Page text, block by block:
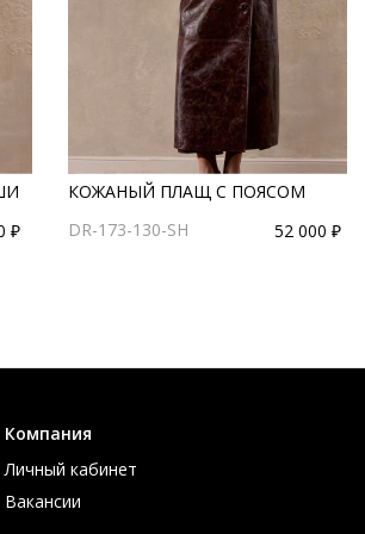
₽
КОЖАНЫЙ ПЛАЩ С ПОЯСОМ
DR-173-130-SH
52 000 ₽
Компания
Личный кабинет
Вакансии